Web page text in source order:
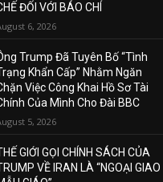
ĐỐI VỚI BÁO CHÍ
6, 2026
Trump Đã Tuyên Bố “Tình
Khẩn Cấp” Nhằm Ngăn
Việc Công Khai Hồ Sơ Tài
Của Mình Cho Đài BBC
5, 2026
GIỚI GỌI CHÍNH SÁCH CỦA
VỀ IRAN LÀ “NGOẠI GIAO